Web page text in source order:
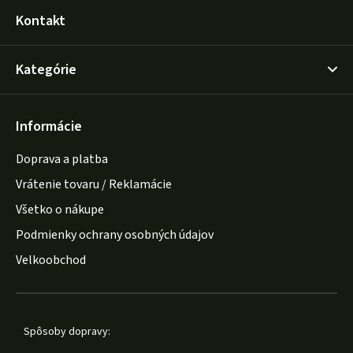
Kontakt
Kategórie
Informácie
Doprava a platba
Vrátenie tovaru / Reklamácie
Všetko o nákupe
Podmienky ochrany osobných údajov
Velkoobchod
Spôsoby dopravy: